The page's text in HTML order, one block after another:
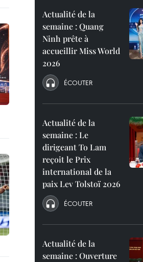
Actualité de la
semaine : Quang
Ninh prête à
accueillir Miss World
2026
ÉCOUTER
Actualité de la
semaine : Le
dirigeant To Lam
reçoit le Prix
international de la
paix Lev Tolstoï 2026
ÉCOUTER
Actualité de la
semaine : Ouverture